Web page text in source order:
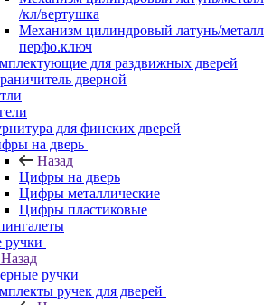
/кл/вертушка
Механизм цилиндровый латунь/металл
перфо.ключ
для раздвижных дверей
дверной
для финских дверей
на дверь
Назад
Цифры на дверь
Цифры металлические
Цифры пластиковые
ручки
Назад
ручки
ручек для дверей